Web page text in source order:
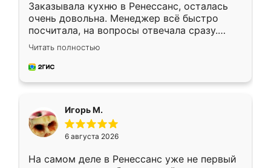
Заказывала кухню в Ренессанс, осталась
очень довольна. Менеджер всё быстро
посчитала, на вопросы отвечала сразу.
Замерщик приехал в субботу, подошёл к
делу со всей ответственностью. Собрали
за день, ребята работали аккуратно, даже
Читать полностью
Игорь М.
6 августа 2026
На самом деле в Ренессанс уже не первый